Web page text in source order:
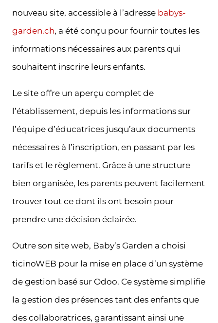
nouveau site, accessible à l’adresse babys-
garden.ch, a été conçu pour fournir toutes les
informations nécessaires aux parents qui
souhaitent inscrire leurs enfants.
Le site offre un aperçu complet de
l’établissement, depuis les informations sur
l’équipe d’éducatrices jusqu’aux documents
nécessaires à l’inscription, en passant par les
tarifs et le règlement. Grâce à une structure
bien organisée, les parents peuvent facilement
trouver tout ce dont ils ont besoin pour
prendre une décision éclairée.
Outre son site web, Baby’s Garden a choisi
ticinoWEB pour la mise en place d’un système
de gestion basé sur Odoo. Ce système simplifie
la gestion des présences tant des enfants que
des collaboratrices, garantissant ainsi une